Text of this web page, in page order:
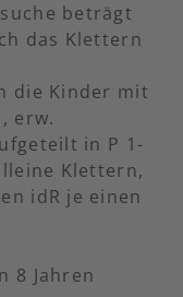
beträgt
das Klettern
die Kinder mit
erw.
in P 1-
Klettern,
idR je einen
8 Jahren